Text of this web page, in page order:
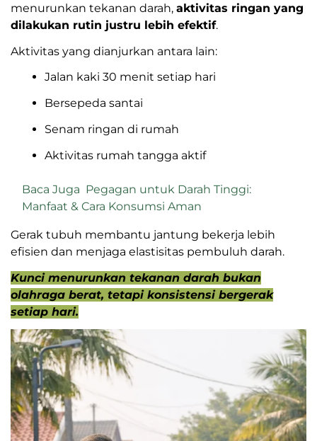
menurunkan tekanan darah, aktivitas ringan yang
dilakukan rutin justru lebih efektif.
Aktivitas yang dianjurkan antara lain:
Jalan kaki 30 menit setiap hari
Bersepeda santai
Senam ringan di rumah
Aktivitas rumah tangga aktif
Baca Juga Pegagan untuk Darah Tinggi:
Manfaat & Cara Konsumsi Aman
Gerak tubuh membantu jantung bekerja lebih
efisien dan menjaga elastisitas pembuluh darah.
Kunci menurunkan tekanan darah bukan
olahraga berat, tetapi konsistensi bergerak
setiap hari.